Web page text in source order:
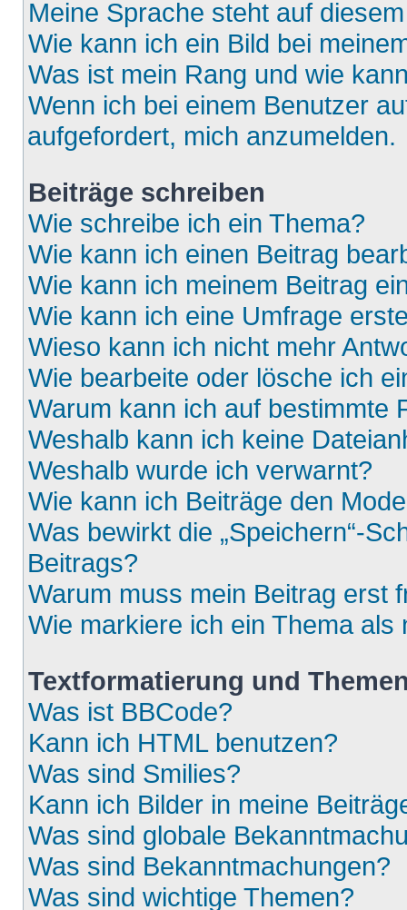
Meine Sprache steht auf
Wie kann ich ein Bild bei
Was ist mein Rang und wie
Wenn ich bei einem Benutzer
aufgefordert, mich anzumelden.
Beiträge schreiben
Wie schreibe ich ein Thema?
Wie kann ich einen Beitrag
Wie kann ich meinem Beitrag
Wie kann ich eine Umfrage
Wieso kann ich nicht mehr
Wie bearbeite oder lösche ich
Warum kann ich auf bestimmte
Weshalb kann ich keine
Weshalb wurde ich verwarnt?
Wie kann ich Beiträge den
Was bewirkt die „Speichern“-
Beitrags?
Warum muss mein Beitrag erst
Wie markiere ich ein Thema als
Textformatierung und
Was ist BBCode?
Kann ich HTML benutzen?
Was sind Smilies?
Kann ich Bilder in meine
Was sind globale
Was sind Bekanntmachungen?
Was sind wichtige Themen?